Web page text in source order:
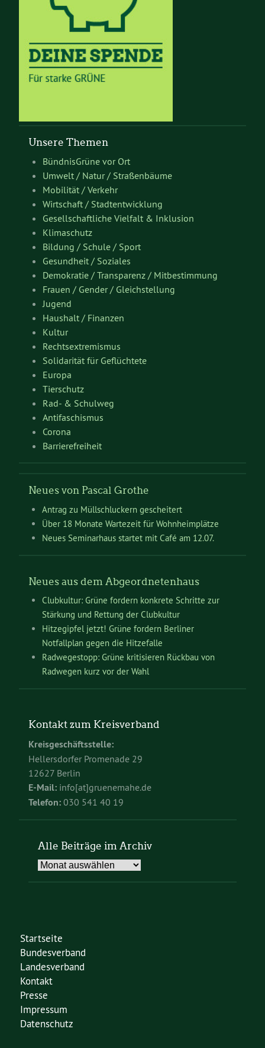
Unsere Themen
BündnisGrüne vor Ort
Umwelt / Natur / Straßenbäume
Mobilität / Verkehr
Wirtschaft / Stadtentwicklung
Gesellschaftliche Vielfalt & Inklusion
Klimaschutz
Bildung / Schule / Sport
Gesundheit / Soziales
Demokratie / Transparenz / Mitbestimmung
Frauen / Gender / Gleichstellung
Jugend
Haushalt / Finanzen
Kultur
Rechtsextremismus
Solidarität für Geflüchtete
Europa
Tierschutz
Rad- & Schulweg
Antifaschismus
Corona
Barrierefreiheit
Neues von Pascal Grothe
Antrag zu Müllschluckern gescheitert
Über 18 Monate Wartezeit für Wohnheimplätze
Neues Seminarhaus startet mit Café am 12.07.
Neues aus dem Abgeordnetenhaus
Clubkultur: Grüne fordern konkrete Schritte zur
Stärkung und Rettung der Clubkultur
Hitzegipfel jetzt! Grüne fordern Berliner
Notfallplan gegen die Hitzefalle
Radwegestopp: Grüne kritisieren Rückbau von
Radwegen kurz vor der Wahl
Kontakt zum Kreisverband
Kreisgeschäftsstelle:
Hellersdorfer Promenade 29
12627 Berlin
E-Mail: info[at]gruenemahe.de
Telefon: 030 541 40 19
Alle Beiträge im Archiv
Alle
Startseite
Bundesverband
Landesverband
Kontakt
Presse
Impressum
Datenschutz